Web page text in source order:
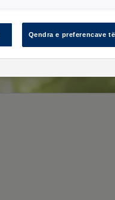
Qendra e preferencave